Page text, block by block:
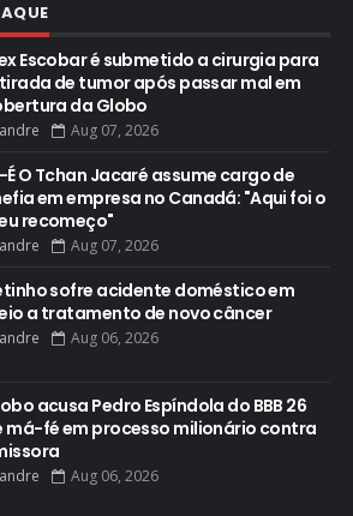
Escobar é submetido a cirurgia para
de tumor após passar mal em
da Globo
andre Aug 07, 2026
É O Tchan Jacaré assume cargo de
em empresa no Canadá: "Aqui foi o
recomeço"
andre Aug 07, 2026
sofre acidente doméstico em
a tratamento de novo câncer
andre Aug 06, 2026
acusa Pedro Espíndola do BBB 26
má-fé em processo milionário contra
andre Aug 06, 2026